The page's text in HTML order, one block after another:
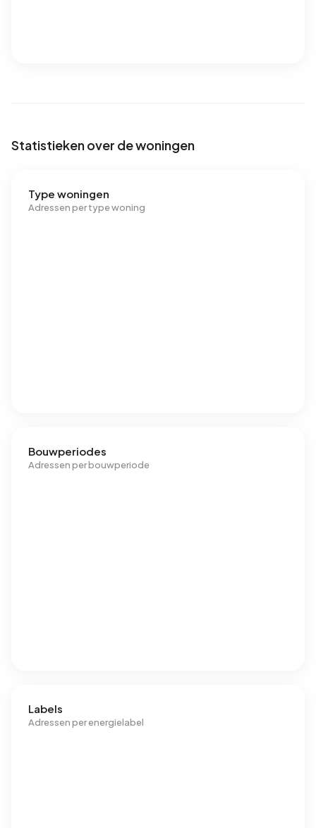
Statistieken over de woningen
Type woningen
Adressen per type woning
Bouwperiodes
Adressen per bouwperiode
Labels
Adressen per energielabel